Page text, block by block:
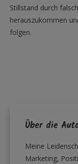
Stillstand durch
herauszukommen
folgen.
Über die
Meine
Marketing,